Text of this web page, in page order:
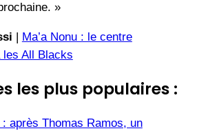
»
| Ma’a Nonu : le centre
les All Blacks
les plus populaires :
: après Thomas Ramos, un